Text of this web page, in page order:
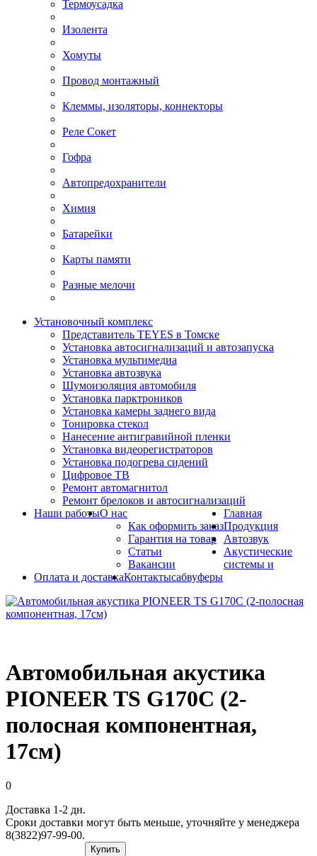
Термоусадка
Изолента
Хомуты
Провод монтажный
Клеммы, изоляторы, коннекторы
Реле Сокет
Гофра
Автопредохранители
Химия
Батарейки
Карты памяти
Разные мелочи
Установочный комплекс
Представитель TEYES в Томске
Установка автосигнализаций и автозапуска
Установка мультимедиа
Установка автозвука
Шумоизоляция автомобиля
Установка парктроников
Установка камеры заднего вида
Тонировка стекол
Нанесение антигравийной пленки
Установка видеорегистраторов
Установка подогрева сидений
Цифровое ТВ
Ремонт автомагнитол
Ремонт брелоков и автосигнализаций
Наши работыО нас
Как оформить заказ
Гарантия на товар
Статьи
Вакансии
Оплата и доставкаКонтакты
Главная
Продукция
Автозвук
Акустические
системы и
сабвуферы
Автомобильная акустика
PIONEER TS G170C (2-
полосная компонентная,
17см)
0
Доставка 1-2 дн.
Сроки доставки могут быть меньше, уточняйте у менеджера
8(3822)97-99-00.
Купить